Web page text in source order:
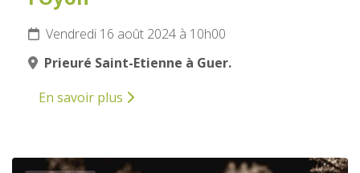
Vendredi 16 août 2024 à 10h00
Prieuré Saint-Etienne à Guer.
En savoir plus